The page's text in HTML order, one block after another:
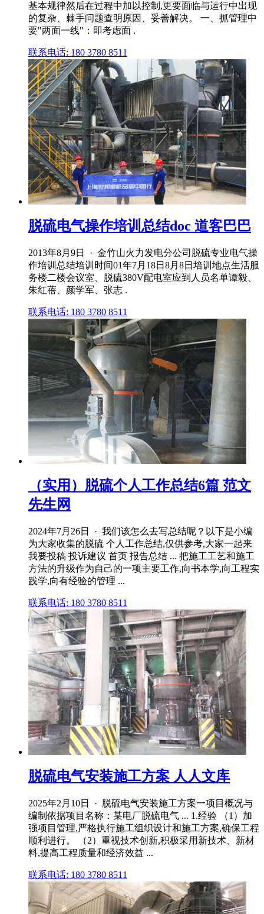
基本规律然后在过程中加以控制,更要面临与运行中出现
的复杂、棘手问题查明原因、妥善解决。 一、抓管理中
要"两面一线"：即考虑面 .
联系电话: 180 3780 8511
脱硫电气操作培训总结doc 道客巴巴
2013年8月9日 · 金竹山火力发电分公司脱硫专业电气操
作培训总结培训时间01年7月18日8月8日培训地点生活服
务楼二楼会议室、脱硫380V配电室应到人员名单谭毅、
朱红蓓、颜学军、张志 .
联系电话: 180 3780 8511
（实用）脱硫个人工作总结6篇 范文
先生网
2024年7月26日 · 我们该怎么去写总结呢？以下是小编
为大家收集的脱硫 个人工作总结,仅供参考,大家一起来
我要投稿 投诉建议 首页 报告总结 ... 把施工工艺和施工
方法的升级作为自己的一项主要工作,向书本学,向工程实
践学,向有经验的管理 ...
联系电话: 180 3780 8511
脱硫电气安装施工方案 人人文库
2025年2月10日 · 脱硫电气安装施工方案一项目概况与
编制依据项目名称：某电厂脱硫电气 ... 1.经验 （1）加
强项目管理,严格执行施工组织设计和施工方案,确保工程
顺利进行。 （2）重视技术创新,积极采用新技术、新材
料,提高工程质量和经济效益 ...
联系电话: 180 3780 8511